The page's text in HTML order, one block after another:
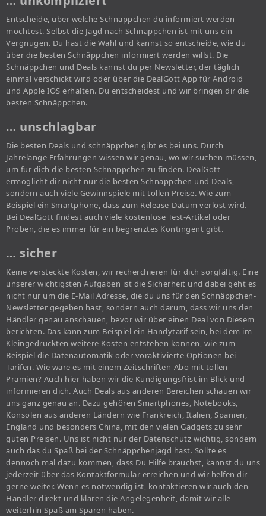
Entscheide, über welche Schnäppchen du informiert werden
möchtest. Selbst die Jagd nach Schnäppchen ist mit uns ein
Vergnügen. Du hast die Wahl und kannst so entscheide, wie du
über die besten Schnäppchen informiert werden willst. Die
Schnäppchen und Deals kannst du per Newsletter, der täglich
einmal verschickt wird oder über die DealGott App für Android
und Apple IOS erhalten. Du entscheidest und wir bringen dir die
besten Schnäppchen.
… unschlagbar
Die besten Deals und schnäppchen gibt es bei uns. Durch
Jahrelange Erfahrungen wissen wir genau, wo wir suchen müssen,
um für dich die besten Schnäppchen zu finden. DealGott
ermöglicht dir nicht nur die besten Schnäppchen und Deals,
sondern auch viele Gewinnspiele mit tollen Preise. Wie zum
Beispiel ein Smartphone, dass zum Release-Datum verlost wird.
Bei DealGott findest auch viele kostenlose Test-Artikel oder
Proben, die es immer für ein begrenztes Kontingent gibt.
… sicher
Keine versteckte Kosten, wir recherchieren für dich sorgfältig. Eine
unserer wichtigsten Aufgaben ist die Sicherheit und dabei geht es
nicht nur um die E-Mail Adresse, die du uns für den Schnäppchen-
Newsletter gegeben hast, sondern auch darum, dass wir uns den
Händler genau anschauen, bevor wir über einen Deal von Diesem
berichten. Das kann zum Beispiel ein Handytarif sein, bei dem im
Kleingedruckten weitere Kosten entstehen können, wie zum
Beispiel die Datenautomatik oder voraktivierte Optionen bei
Tarifen. Wie wäre es mit einem Zeitschriften-Abo mit tollen
Prämien? Auch hier haben wir die Kündigungsfrist im Blick und
informieren dich. Auch Deals aus anderen Bereichen schauen wir
uns ganz genau an. Dazu gehören Smartphones, Notebooks,
Konsolen aus anderen Ländern wie Frankreich, Italien, Spanien,
England und besonders China, mit den vielen Gadgets zu sehr
guten Preisen. Uns ist nicht nur der Datenschutz wichtig, sondern
auch das du Spaß bei der Schnäppchenjagd hast. Sollte es
dennoch mal dazu kommen, dass Du Hilfe brauchst, kannst du uns
jederzeit über das Kontaktformular erreichen und wir helfen dir
gerne weiter. Wenn es notwendig ist, kontaktieren wir auch den
Händler direkt und klären die Angelegenheit, damit wir alle
weiterhin Spaß am Sparen haben.